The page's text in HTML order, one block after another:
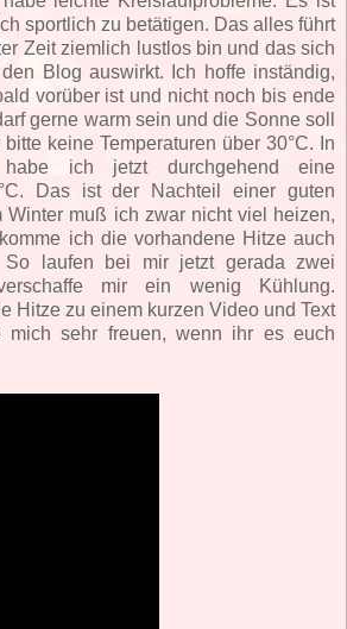
sportlich zu betätigen. Das alles führt
Zeit ziemlich lustlos bin und das sich
Blog auswirkt. Ich hoffe inständig,
vorüber ist und nicht noch bis ende
gerne warm sein und die Sonne soll
keine Temperaturen über 30°C. In
habe ich jetzt durchgehend eine
Das ist der Nachteil einer guten
Winter muß ich zwar nicht viel heizen,
ich die vorhandene Hitze auch
So laufen bei mir jetzt gerada zwei
mir ein wenig Kühlung.
Hitze zu einem kurzen Video und Text
mich sehr freuen, wenn ihr es euch